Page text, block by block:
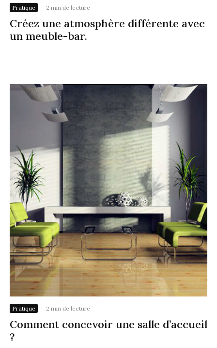
Pratique · 2 min de lecture
Créez une atmosphère différente avec
un meuble-bar.
Pratique · 2 min de lecture
Comment concevoir une salle d’accueil
?